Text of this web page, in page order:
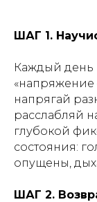
ШАГ 1.
Каждый
«напряжение
напрягай
расслабляй
глубокой
состояния:
опущены,
ШАГ 2.